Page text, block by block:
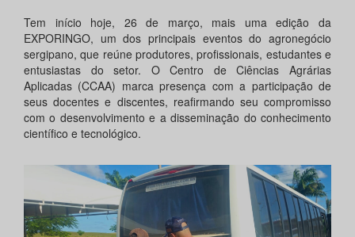
Tem início hoje, 26 de março, mais uma edição da
EXPORINGO, um dos principais eventos do agronegócio
sergipano, que reúne produtores, profissionais, estudantes e
entusiastas do setor. O Centro de Ciências Agrárias
Aplicadas (CCAA) marca presença com a participação de
seus docentes e discentes, reafirmando seu compromisso
com o desenvolvimento e a disseminação do conhecimento
científico e tecnológico.